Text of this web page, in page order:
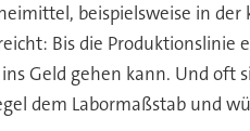
beispielsweise in
Bis die
Geld gehen kann. Und oft
dem Labormaßstab und